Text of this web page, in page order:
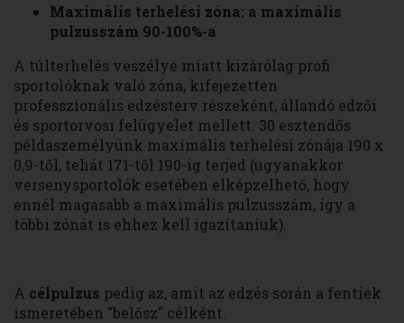
Maximális terhelési zóna: a maximális
pulzusszám 90-100%-a
A túlterhelés veszélye miatt kizárólag profi
sportolóknak való zóna, kifejezetten
professzionális edzésterv részeként, állandó edzői
és sportorvosi felügyelet mellett. 30 esztendős
példaszemélyünk maximális terhelési zónája 190 x
0,9-től, tehát 171-től 190-ig terjed (ugyanakkor
versenysportolók esetében elképzelhető, hogy
ennél magasabb a maximális pulzusszám, így a
többi zónát is ehhez kell igazítaniuk).
A célpulzus pedig az, amit az edzés során a fentiek
ismeretében "belősz" célként.